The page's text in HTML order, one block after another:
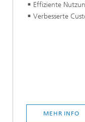
Effiziente
Verbesserte
MEHR INFO